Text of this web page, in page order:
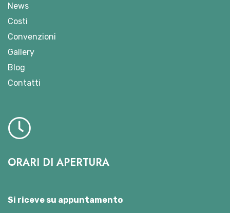
News
Costi
Convenzioni
Gallery
Blog
Contatti
ORARI DI APERTURA
Si riceve su appuntamento